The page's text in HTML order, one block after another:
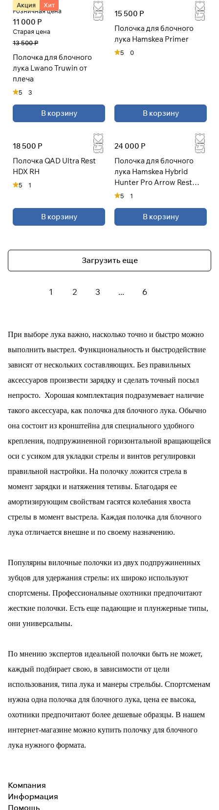
Акция Хит
Розничная цена
11 000 Р
Старая цена
13 500 Р
Полочка для блочного
лука Lwano Truwin от
плеча
5 3
В корзину
15 500 Р
Полочка для блочного
лука Hamskea Primer
5 0
В корзину
18 500 Р
Полочка QAD Ultra Rest
HDX RH
5 1
В корзину
24 000 Р
Полочка для блочного
лука Hamskea Hybrid
Hunter Pro Arrow Rest
(Microtune)
5 1
В корзину
Загрузить еще
1 2 3 ... 6
При выборе лука важно, насколько точно и быстро можно
выполнить выстрел. Функциональность и быстродействие
зависят от нескольких составляющих. Без правильных
аксессуаров произвести зарядку и сделать точный посыл
непросто. Хорошая комплектация подразумевает наличие
такого аксессуара, как полочка для блочного лука. Обычно
она состоит из кронштейна для специального удобного
крепления, подпружиненной горизонтальной вращающейся
оси с усиком для укладки стрелы и винтов регулировки
правильной настройки. На полочку ложится стрела в
момент зарядки и натяжения тетивы. Благодаря ее
амортизирующим свойствам гасятся колебания хвоста
стрелы в момент выстрела. Каждая полочка для блочного
лука отличается внешне и по своему назначению.
Популярны вилочные полочки из двух подпружиненных
зубцов для удержания стрелы: их широко используют
спортсмены. Профессиональные охотники предпочитают
жесткие полочки. Есть еще падающие и плунжерные типы,
они универсальны.
По мнению экспертов идеальной полочки быть не может,
каждый подбирает свою, в зависимости от цели
использования, типа лука и манеры стрельбы. Спортсменам
нужна одна полочка для блочного лука, цена ее высока,
охотники предпочитают более дешевые образцы. В нашем
интернет-магазине можно купить полочку для блочного
лука нужного формата.
Компания
Информация
Помощь